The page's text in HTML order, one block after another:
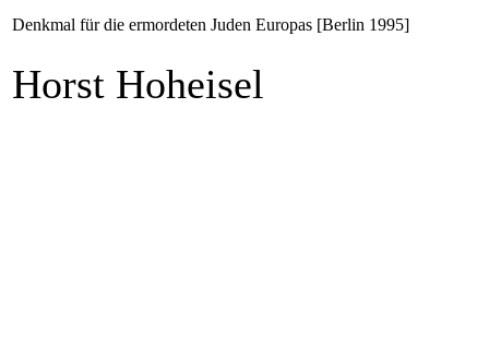
Denkmal für die ermordeten Juden Europas [Berlin 1995]
Horst Hoheisel